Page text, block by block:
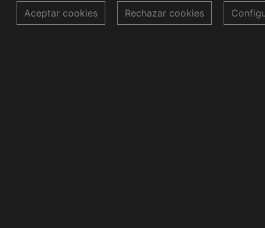
Aceptar cookies Rechazar cookies